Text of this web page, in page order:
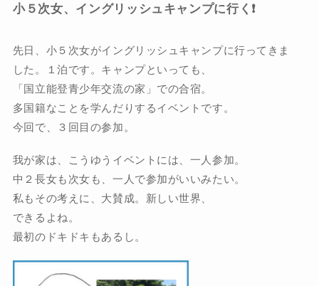
小５次女、イングリッシュキャンプに行く❗️
先日、小５次女がイングリッシュキャンプに行ってきま
した。１泊です。キャンプといっても、
「国立能登青少年交流の家」での合宿。
多国籍なことを学んだりするイベントです。
今回で、３回目の参加。
我が家は、こうゆうイベントには、一人参加。
中２長女も次女も、一人で参加がいいみたい。
私もその考えに、大賛成。新しい世界、
できるよね。
最初のドキドキもあるし。